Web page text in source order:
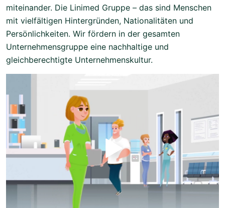
miteinander. Die Linimed Gruppe – das sind Menschen
mit vielfältigen Hintergründen, Nationalitäten und
Persönlichkeiten. Wir fördern in der gesamten
Unternehmensgruppe eine nachhaltige und
gleichberechtigte Unternehmenskultur.